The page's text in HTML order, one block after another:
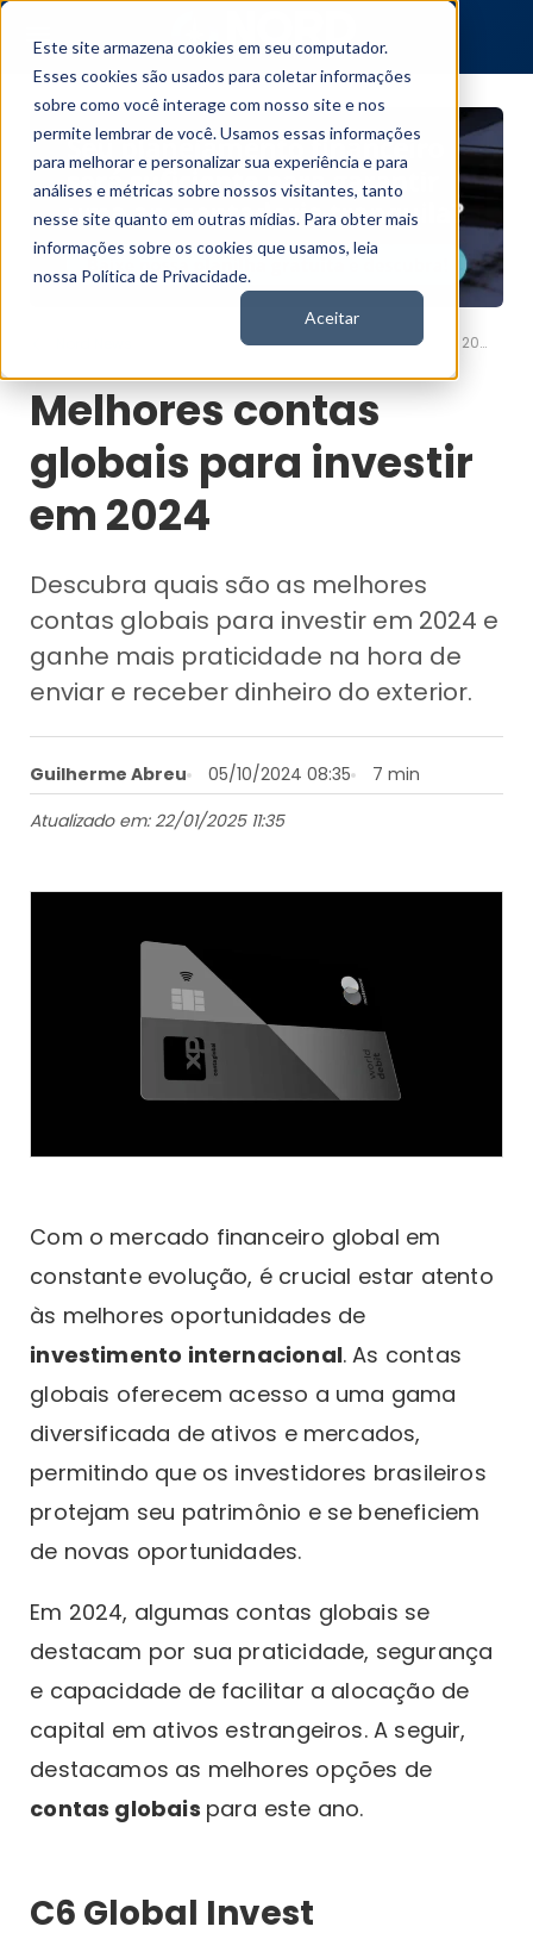
Este site armazena cookies em seu computador.
Esses cookies são usados para coletar informações
sobre como você interage com nosso site e nos
permite lembrar de você. Usamos essas informações
para melhorar e personalizar sua experiência e para
análises e métricas sobre nossos visitantes, tanto
nesse site quanto em outras mídias. Para obter mais
informações sobre os cookies que usamos, leia
nossa Política de Privacidade.
Aceitar
Melhores contas globais para investir em 2024
Melhores contas
globais para investir
em 2024
Descubra quais são as melhores
contas globais para investir em 2024 e
ganhe mais praticidade na hora de
enviar e receber dinheiro do exterior.
Guilherme Abreu 05/10/2024 08:35
7 min
Atualizado em: 22/01/2025 11:35
Com o mercado financeiro global em
constante evolução, é crucial estar atento
às melhores oportunidades de
investimento internacional. As contas
globais oferecem acesso a uma gama
diversificada de ativos e mercados,
permitindo que os investidores brasileiros
protejam seu patrimônio e se beneficiem
de novas oportunidades.
Em 2024, algumas contas globais se
destacam por sua praticidade, segurança
e capacidade de facilitar a alocação de
capital em ativos estrangeiros. A seguir,
destacamos as melhores opções de
contas globais para este ano.
C6 Global Invest